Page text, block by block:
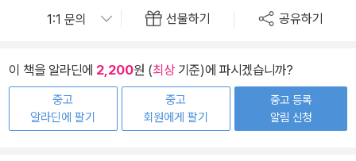
선물하기 공유하기
이 책을 알라딘에 2,200원 (최상기준)에 파시겠습니까?
중고
알라딘에 팔기
중고
회원에게 팔기
중고 등록
알림 신청